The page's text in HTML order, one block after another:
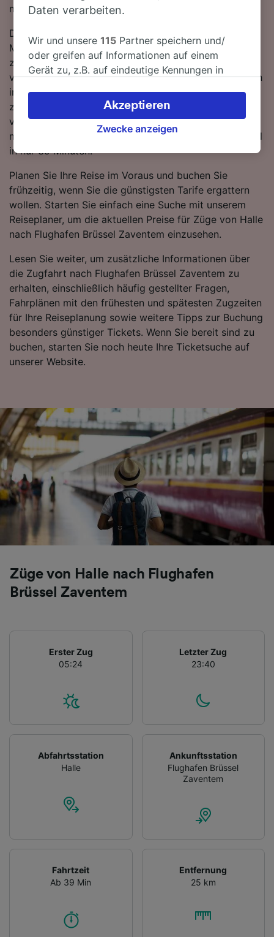
möchten, suchen Sie nicht länger!
Die schnellste Reisezeit auf dieser Strecke beträgt 39
Minuten, wobei etwa 83 Züge am Tag die 25 km
zwischen den beiden Bahnhöfen zurücklegen. Mit den
verfügbaren direkten Verbindungen können Sie es sich
im Zug so richtig bequem machen und sich einfach
zurücklehnen. Lassen Sie sich von einem SNCB-Zug
von Halle nach Flughafen Brüssel Zaventem bringen -
mit den schnellsten Verbindungen erreichen Sie Ihr Ziel
in nur 39 Minuten.
Planen Sie Ihre Reise im Voraus und buchen Sie
frühzeitig, wenn Sie die günstigsten Tarife ergattern
wollen. Starten Sie einfach eine Suche mit unserem
Reiseplaner, um die aktuellen Preise für Züge von Halle
nach Flughafen Brüssel Zaventem einzusehen.
Lesen Sie weiter, um zusätzliche Informationen über
die Zugfahrt nach Flughafen Brüssel Zaventem zu
erhalten, einschließlich häufig gestellter Fragen,
Fahrplänen mit den frühesten und spätesten Zugzeiten
für Ihre Reiseplanung sowie weitere Tipps zur Buchung
besonders günstiger Tickets. Wenn Sie bereit sind zu
buchen, starten Sie noch heute Ihre Ticketsuche auf
unserer Website.
Züge von Halle nach Flughafen
Brüssel Zaventem
Erster Zug
05:24
Letzter Zug
23:40
Abfahrtsstation
Halle
Ankunftsstation
Flughafen Brüssel
Zaventem
Fahrtzeit
Ab 39 Min
Entfernung
25 km
Daten verarbeiten.
Wir und unsere115 Partner speichern und/
oder greifen auf Informationen auf einem
Gerät zu, z.B. auf eindeutige Kennungen in
verarbeiten. Sie können Ihre Präferenzen
akzeptieren oder verwalten, einschließlich
Ihres Widerspruchsrechts bei berechtigtem
besuchen Sie jederzeit die Seite der
Datenschutzrichtlinie. Diese Präferenzen
werden unseren Partnern signalisiert und
haben keinen Einfluss auf Surfdaten. Ihre
Daten werden nicht für Tracking-Zwecke
verwendet, wenn Sie uns gebeten haben, Ihr
Wir und unsere Partner verarbeiten Daten, um
Folgendes bereitzustellen:
Verwendung genauer Standortdaten.
Endgeräteeigenschaften zur Identifikation
aktiv abfragen. Speichern von oder Zugriff auf
Informationen auf einem Endgerät.
Personalisierte Werbung und Inhalte, Messung
von Werbeleistung und der Performance von
Liste der Partner (Lieferanten)
Zwecke anzeigen
Akzeptieren